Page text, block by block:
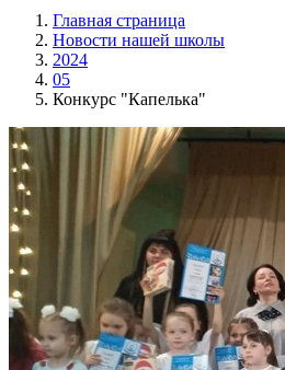
Главная страница
Новости нашей школы
2024
05
Конкурс "Капелька"